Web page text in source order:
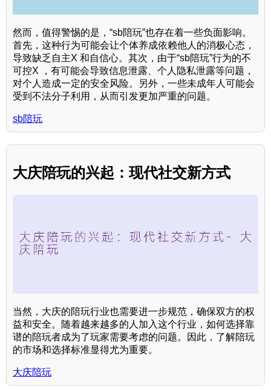
然而，值得警惕的是，“sb陪玩”也存在着一些负面影响。
首先，这种行为可能会让个体养成依赖他人的消极心态，
导致缺乏自主X 和自信心。其次，由于“sb陪玩”行为的不
可控X ，有可能会导致信息泄露、个人隐私泄露等问题，
对个人造成一定的安全风险。另外，一些未成年人可能会
受到不法分子利用，从而引发更加严重的问题。
sb陪玩
大庆陪玩的兴起：现代社交新方式
当然，大庆的陪玩行业也需要进一步规范，确保双方的权
益和安全。随着越来越多的人加入这个行业，如何选择靠
谱的陪玩者成为了玩家需要考虑的问题。因此，了解陪玩
的市场和选择标准显得尤为重要。
大庆陪玩